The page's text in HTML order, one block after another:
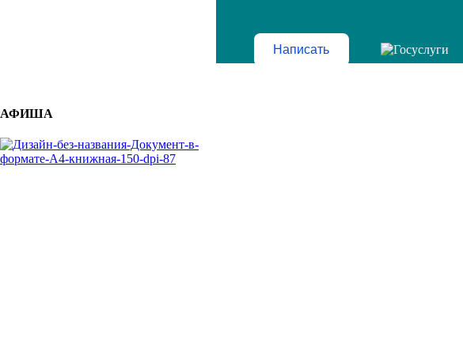
Написать
АФИША